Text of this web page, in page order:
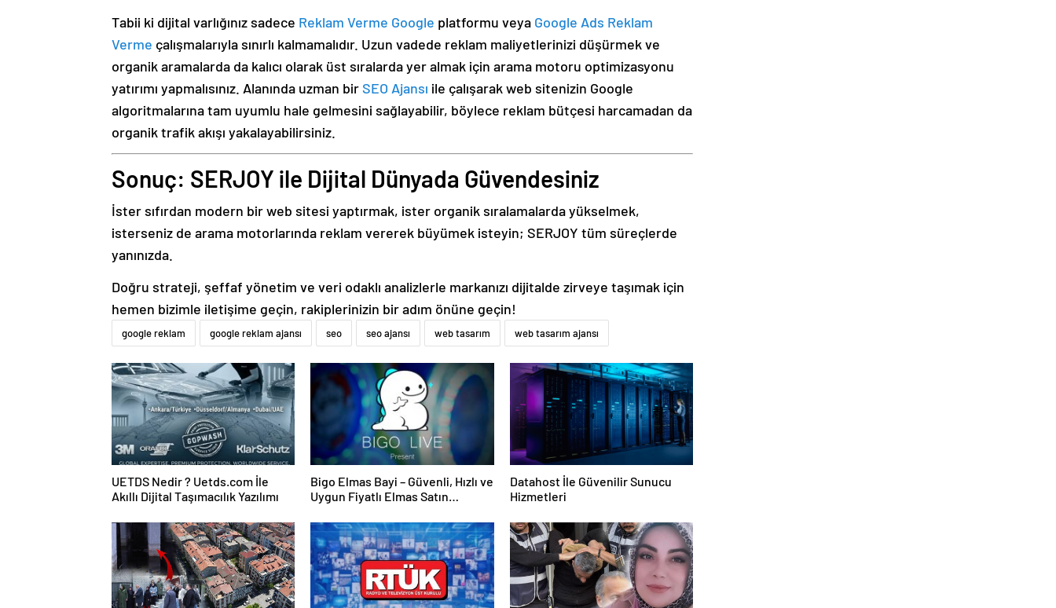
Tabii ki dijital varlığınız sadece Reklam Verme Google platformu veya Google Ads Reklam
Verme çalışmalarıyla sınırlı kalmamalıdır. Uzun vadede reklam maliyetlerinizi düşürmek ve
organik aramalarda da kalıcı olarak üst sıralarda yer almak için arama motoru optimizasyonu
yatırımı yapmalısınız. Alanında uzman birSEO Ajansı ile çalışarak web sitenizin Google
algoritmalarına tam uyumlu hale gelmesini sağlayabilir, böylece reklam bütçesi harcamadan da
organik trafik akışı yakalayabilirsiniz.
Sonuç: SERJOY ile Dijital Dünyada Güvendesiniz
İster sıfırdan modern bir web sitesi yaptırmak, ister organik sıralamalarda yükselmek,
isterseniz de arama motorlarında reklam vererek büyümek isteyin; SERJOY tüm süreçlerde
yanınızda.
Doğru strateji, şeffaf yönetim ve veri odaklı analizlerle markanızı dijitalde zirveye taşımak için
hemen bizimle iletişime geçin, rakiplerinizin bir adım önüne geçin!
google reklam google reklam ajansı seo seo ajansı web tasarım web tasarım ajansı
UETDS Nedir ? Uetds.com İle
Akıllı Dijital Taşımacılık Yazılımı
Bigo Elmas Bayi – Güvenli, Hızlı ve
Uygun Fiyatlı Elmas Satın
Datahost İle Güvenilir Sunucu
Hizmetleri